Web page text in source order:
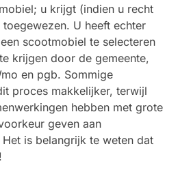
u krijgt (indien u recht
U heeft echter
scootmobiel te selecteren
krijgen door de gemeente,
en pgb. Sommige
proces makkelijker, terwijl
hebben met grote
geven aan
is belangrijk te weten dat